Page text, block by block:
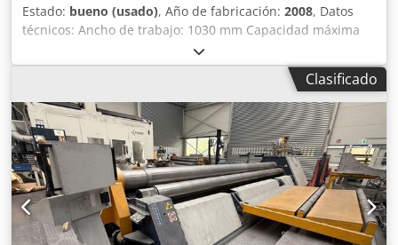
Estado: bueno (usado), Año de fabricación: 2008, Datos
técnicos: Ancho de trabajo: 1030 mm Capacidad máxima
de curvado para acero normal St40: 10,0 mm Diámetro del
rodillo superior: 170 mm Número de rodillos motrices: 2
Accionamiento eléctrico Panel de control móvil Apertura
manual del rodillo superior Marcado CE Potencia del
motor: 5,5 kW Dimensiones (Largo x Ancho x Alto): aprox.
2700 x 1200 x 1300 mm Peso neto: aprox. 2,8 toneladas
Djdpjx Nntkefx Apdewa El vendedor no se responsabiliza
de errores tipográficos o de transmisión de datos. La
máquina está en condiciones acordes a su antigüedad en
cuanto a aspecto, tecnología y desgaste; las máquinas
usadas se venden sin ninguna garantía.
Clasificado